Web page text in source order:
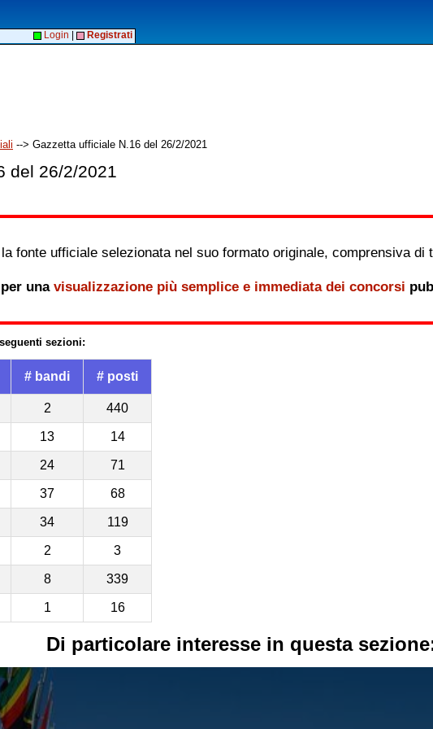
Login Registrati
--> Gazzetta ufficiale N.16 del 26/2/2021
del 26/2/2021
fonte ufficiale selezionata nel suo formato originale, comprensiva
per una visualizzazione più semplice e immediata dei concorsi
sezioni:
# bandi # posti
2 440
13 14
24 71
37 68
34 119
2 3
8 339
1 16
Di particolare interesse in questa